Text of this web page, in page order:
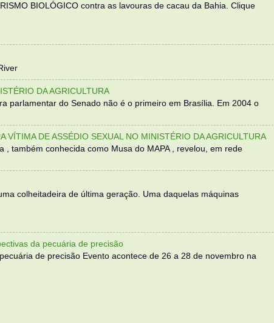
BIOLÓGICO contra as lavouras de cacau da Bahia. Clique
DA AGRICULTURA
parlamentar do Senado não é o primeiro em Brasília. Em 2004 o
VÍTIMA DE ASSÉDIO SEXUAL NO MINISTÉRIO DA AGRICULTURA
também conhecida como Musa do MAPA , revelou, em rede
colheitadeira de última geração. Uma daquelas máquinas
da pecuária de precisão
de precisão Evento acontece de 26 a 28 de novembro na